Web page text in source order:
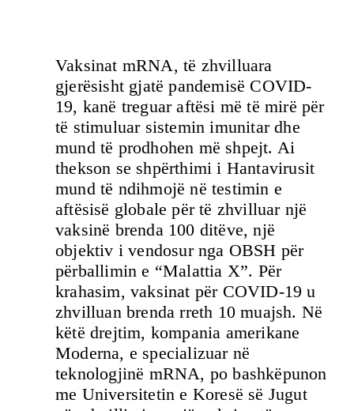
Vaksinat mRNA, të zhvilluara
gjerësisht gjatë pandemisë COVID-
19, kanë treguar aftësi më të mirë për
të stimuluar sistemin imunitar dhe
mund të prodhohen më shpejt. Ai
thekson se shpërthimi i Hantavirusit
mund të ndihmojë në testimin e
aftësisë globale për të zhvilluar një
vaksinë brenda 100 ditëve, një
objektiv i vendosur nga OBSH për
përballimin e “Malattia X”. Për
krahasim, vaksinat për COVID-19 u
zhvilluan brenda rreth 10 muajsh. Në
këtë drejtim, kompania amerikane
Moderna, e specializuar në
teknologjinë mRNA, po bashkëpunon
me Universitetin e Koresë së Jugut